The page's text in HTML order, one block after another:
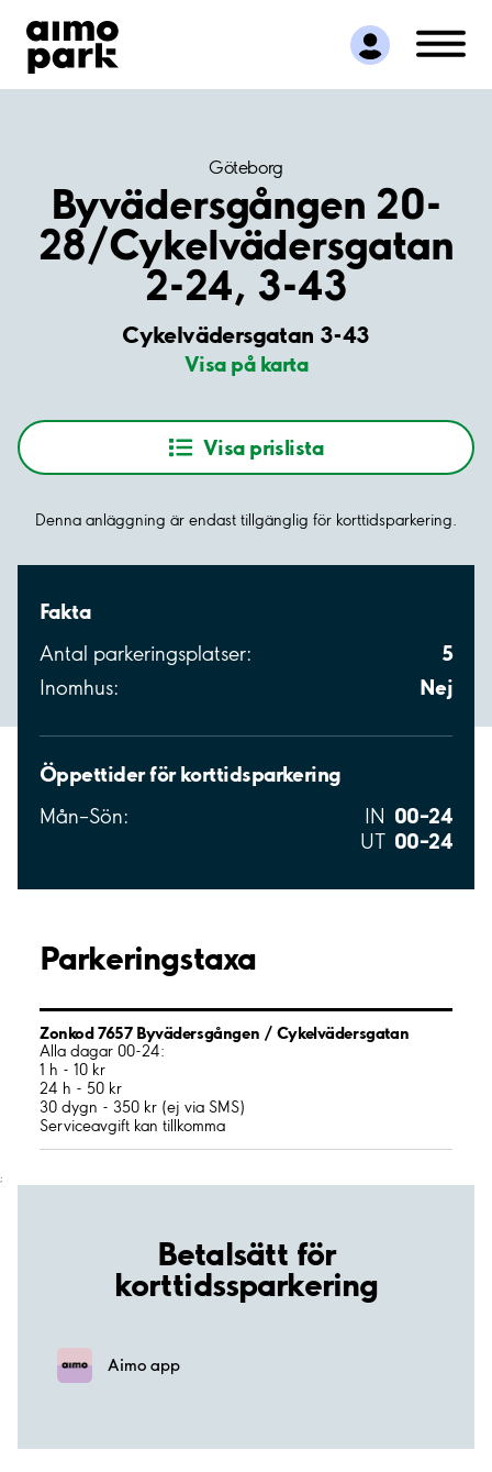
Hitta parkering
Samarbete
Kundservice
Göteborg
Byvädersgången 20-
28/Cykelvädersgatan
2-24, 3-43
Cykelvädersgatan 3-43
Visa på karta
Visa prislista
Denna anläggning är endast tillgänglig för korttidsparkering.
Fakta
Antal parkeringsplatser: 5
Inomhus: Nej
Öppettider för korttidsparkering
Mån–Sön: IN 00–24
UT 00–24
Parkeringstaxa
Zonkod 7657 Byvädersgången / Cykelvädersgatan
Alla dagar 00-24:
1 h - 10 kr
24 h - 50 kr
30 dygn - 350 kr (ej via SMS)
Serviceavgift kan tillkomma
;
Betalsätt för
korttidssparkering
Aimo app